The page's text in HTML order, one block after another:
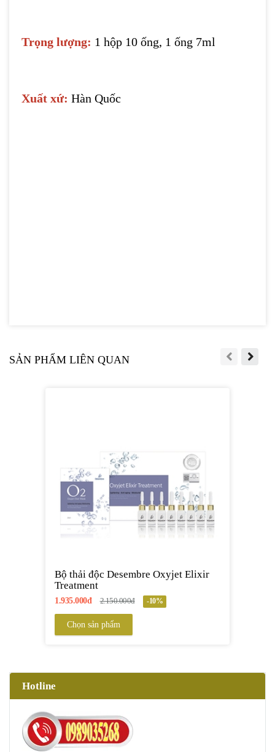
Trọng lượng: 1 hộp 10 ống, 1 ống 7ml
Xuất xứ: Hàn Quốc
SẢN PHẨM LIÊN QUAN
Bộ thải độc Desembre Oxyjet Elixir
Treatment
1.935.000đ 2.150.000đ -10%
Chọn sản phẩm
Hotline